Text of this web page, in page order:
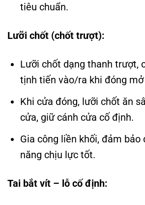
tiêu chuẩn.
Lưỡi chốt (chốt trượt):
Lưỡi chốt dạng thanh trượt,
tịnh tiến vào/ra khi đóng mở
Khi cửa đóng, lưỡi chốt ăn
cửa, giữ cánh cửa cố định.
Gia công liền khối, đảm bảo
năng chịu lực tốt.
Tai bắt vít – lỗ cố định: